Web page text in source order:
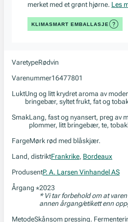
merket med et grønt hjørne. Les
KLIMASMART EMBALLASJE
VaretypeRødvin
Varenummer16477801
LuktUng og litt krydret aroma av
bringebær, syltet frukt, fat og
SmakLang, fast og nyansert, preg av
plommer, litt bringebær, te,
FargeMørk rød med blåskjær.
Land, distriktFrankrike, Bordeaux
ProdusentP. A. Larsen Vinhandel AS
Årgang *2023
* Vi tar forbehold om at
annen årgang/etikett enn
MetodeSkånsom pressing.